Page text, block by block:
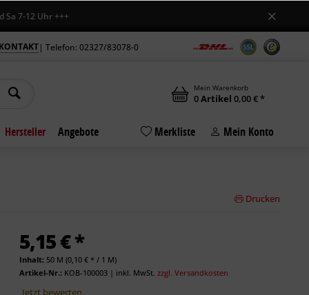
Uhr +++
KONTAKT| Telefon: 02327/83078-0
Mein Warenkorb
0Artikel 0,00 € *
Hersteller Angebote Merkliste Mein Konto
Drucken
5,15 € *
Inhalt: 50 M (0,10 € * / 1 M)
Artikel-Nr.: KOB-100003| inkl. MwSt. zzgl. Versandkosten
Jetzt bewerten